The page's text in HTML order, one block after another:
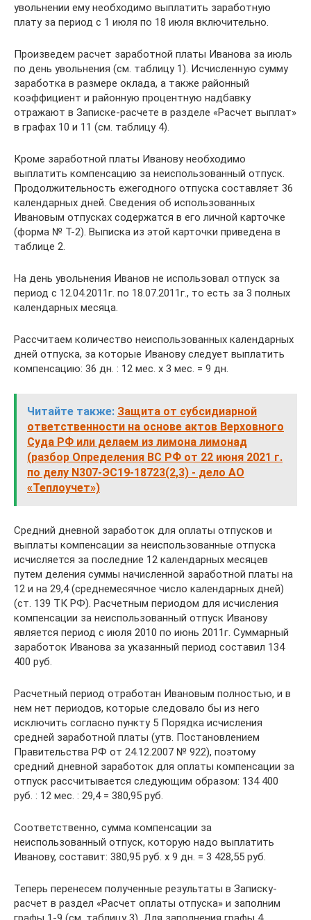
увольнении ему необходимо выплатить заработную
плату за период с 1 июля по 18 июля включительно.
Произведем расчет заработной платы Иванова за июль
по день увольнения (см. таблицу 1). Исчисленную сумму
заработка в размере оклада, а также районный
коэффициент и районную процентную надбавку
отражают в Записке-расчете в разделе «Расчет выплат»
в графах 10 и 11 (см. таблицу 4).
Кроме заработной платы Иванову необходимо
выплатить компенсацию за неиспользованный отпуск.
Продолжительность ежегодного отпуска составляет 36
календарных дней. Сведения об использованных
Ивановым отпусках содержатся в его личной карточке
(форма № Т-2). Выписка из этой карточки приведена в
таблице 2.
На день увольнения Иванов не использовал отпуск за
период с 12.04.2011г. по 18.07.2011г., то есть за 3 полных
календарных месяца.
Рассчитаем количество неиспользованных календарных
дней отпуска, за которые Иванову следует выплатить
компенсацию: 36 дн. : 12 мес. х 3 мес. = 9 дн.
Читайте также: Защита от субсидиарной
ответственности на основе актов Верховного
Суда РФ или делаем из лимона лимонад
(разбор Определения ВС РФ от 22 июня 2021 г.
по делу N307-ЭС19-18723(2,3) - дело АО
«Теплоучет»)
Средний дневной заработок для оплаты отпусков и
выплаты компенсации за неиспользованные отпуска
исчисляется за последние 12 календарных месяцев
путем деления суммы начисленной заработной платы на
12 и на 29,4 (среднемесячное число календарных дней)
(ст. 139 ТК РФ). Расчетным периодом для исчисления
компенсации за неиспользованный отпуск Иванову
является период с июля 2010 по июнь 2011г. Суммарный
заработок Иванова за указанный период составил 134
400 руб.
Расчетный период отработан Ивановым полностью, и в
нем нет периодов, которые следовало бы из него
исключить согласно пункту 5 Порядка исчисления
средней заработной платы (утв. Постановлением
Правительства РФ от 24.12.2007 № 922), поэтому
средний дневной заработок для оплаты компенсации за
отпуск рассчитывается следующим образом: 134 400
руб. : 12 мес. : 29,4 = 380,95 руб.
Соответственно, сумма компенсации за
неиспользованный отпуск, которую надо выплатить
Иванову, составит: 380,95 руб. х 9 дн. = 3 428,55 руб.
Теперь перенесем полученные результаты в Записку-
расчет в раздел «Расчет оплаты отпуска» и заполним